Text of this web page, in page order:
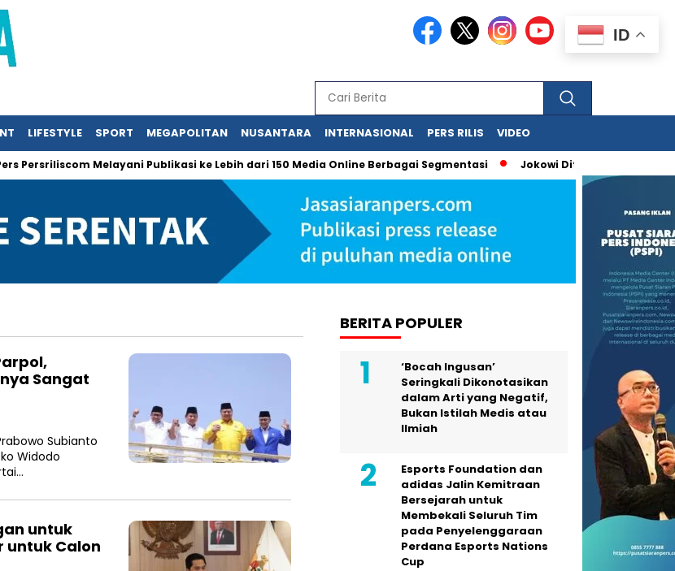
LIFESTYLE SPORT MEGAPOLITAN NUSANTARA INTERNASIONAL PERS RILIS VIDEO
Melayani Publikasi ke Lebih dari 150 Media Online Berbagai Segmentasi Jokowi Dituduh Palsukan
Sangat
Subianto
Widodo
untuk
untuk Calon
BERITA POPULER
‘Bocah Ingusan’
Seringkali Dikonotasikan
dalam Arti yang Negatif,
Bukan Istilah Medis atau
Ilmiah
Esports Foundation dan
adidas Jalin Kemitraan
Bersejarah untuk
Membekali Seluruh Tim
pada Penyelenggaraan
Perdana Esports Nations
Cup
ID